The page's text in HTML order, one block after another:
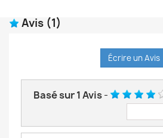
Avis (1)
Écrire un Avis
Basé sur1Avis-